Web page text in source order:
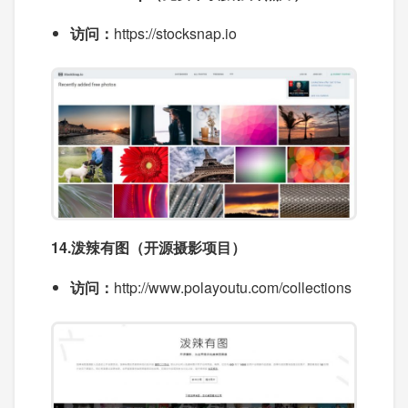
访问： https://stocksnap.io
14.泼辣有图（开源摄影项目）
访问： http://www.polayoutu.com/collections